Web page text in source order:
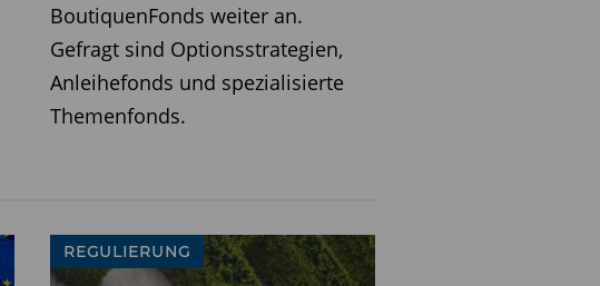
BoutiquenFonds weiter an.
Gefragt sind Optionsstrategien,
Anleihefonds und spezialisierte
Themenfonds.
REGULIERUNG